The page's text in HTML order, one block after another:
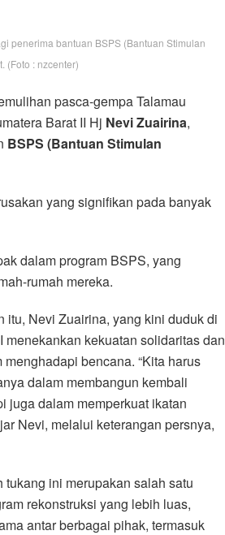
penerima bantuan BSPS (Bantuan Stimulan
(Foto : nzcenter)
pasca-gempa Talamau
Barat II Hj Nevi Zuairina,
BSPS (Bantuan Stimulan
yang signifikan pada banyak
dalam program BSPS, yang
rumah mereka.
itu, Nevi Zuairina, yang kini duduk di
menekankan kekuatan solidaritas dan
bencana. “Kita harus
dalam membangun kembali
juga dalam memperkuat ikatan
Nevi, melalui keterangan persnya,
tukang ini merupakan salah satu
rekonstruksi yang lebih luas,
antar berbagai pihak, termasuk